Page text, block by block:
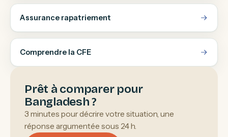
Assurance rapatriement
Comprendre la CFE
Prêt à comparer pour
Bangladesh ?
3 minutes pour décrire votre situation, une
réponse argumentée sous 24 h.